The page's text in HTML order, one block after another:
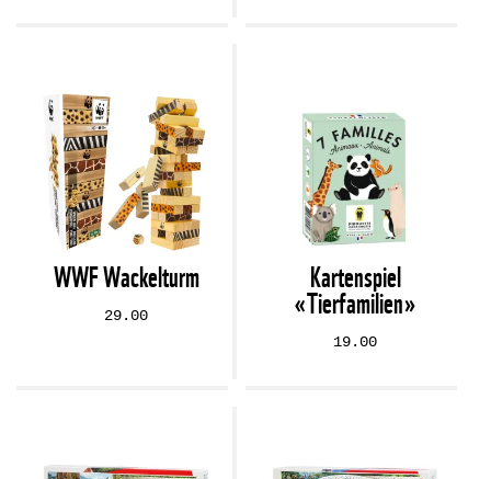
WWF Wackelturm
29.00
Kartenspiel
«Tierfamilien»
19.00